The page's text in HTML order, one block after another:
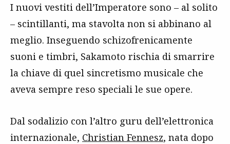
I nuovi vestiti dell’Imperatore sono – al solito
– scintillanti, ma stavolta non si abbinano al
meglio. Inseguendo schizofrenicamente
suoni e timbri, Sakamoto rischia di smarrire
la chiave di quel sincretismo musicale che
aveva sempre reso speciali le sue opere.
Dal sodalizio con l’altro guru dell’elettronica
internazionale, Christian Fennesz, nata dopo